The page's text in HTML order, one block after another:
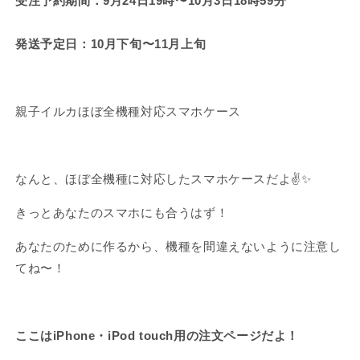
kompatibel
Modellen
fast
allen
November】
発送予定日：10月下旬〜11月上旬
親子イルカほぼ全機種対応スマホケース
なんと、ほぼ全機種に対応したスマホケースだよ✌️✨
きっとあなたのスマホにも合うはず！
あなたのために作るから、機種を間違えないように注意し
てね〜！
ここはiPhone・iPod touch用の注文ページだよ！